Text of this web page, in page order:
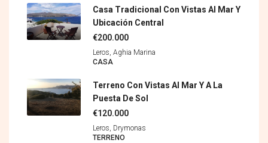
Casa Tradicional Con Vistas Al Mar Y
Ubicación Central
€200.000
Leros, Aghia Marina
CASA
Terreno Con Vistas Al Mar Y A La
Puesta De Sol
€120.000
Leros, Drymonas
TERRENO